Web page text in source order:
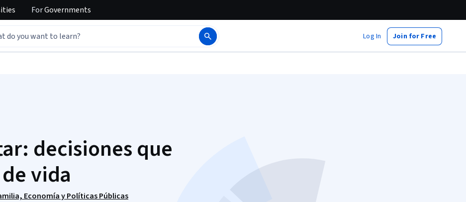
ForGovernments
Log In Join for Free
decisiones que
vida
Economía y Políticas Públicas